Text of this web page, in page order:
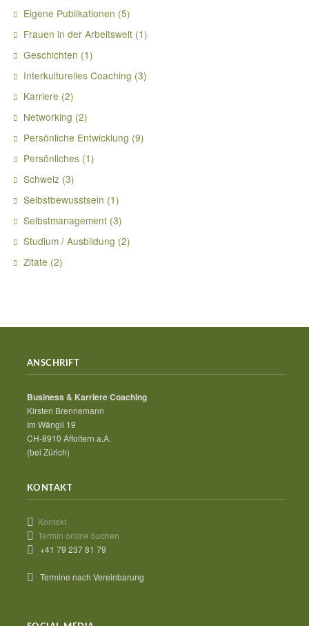
Eigene Publikationen (5)
Frauen in der Arbeitswelt (1)
Geschichten (1)
Interkulturelles Coaching (3)
Karriere (2)
Networking (2)
Persönliche Entwicklung (9)
Persönliches (1)
Schweiz (3)
Selbstbewusstsein (1)
Selbstmanagement (3)
Studium / Ausbildung (2)
Zitate (2)
ANSCHRIFT
Business & Karriere Coaching
Kirsten Brennemann
Im Wängli 19
CH-8910 Affoltern a.A.
(bei Zürich)
KONTAKT
Kontakt
Termin online buchen
+41 79 237 81 79
Termine nach Vereinbarung